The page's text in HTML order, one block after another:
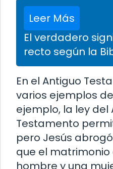
Leer Más
El verdadero
recto según la
En el Antiguo
varios ejemplos
ejemplo, la ley del
Testamento
pero Jesús
que el matrimonio
hombre y una